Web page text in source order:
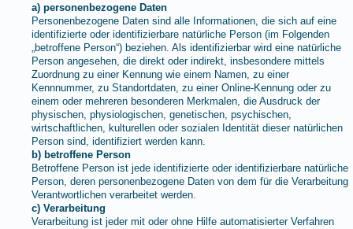
a) personenbezogene Daten
Personenbezogene Daten sind alle Informationen, die sich auf eine
identifizierte oder identifizierbare natürliche Person (im Folgenden
„betroffene Person“) beziehen. Als identifizierbar wird eine natürliche
Person angesehen, die direkt oder indirekt, insbesondere mittels
Zuordnung zu einer Kennung wie einem Namen, zu einer
Kennnummer, zu Standortdaten, zu einer Online-Kennung oder zu
einem oder mehreren besonderen Merkmalen, die Ausdruck der
physischen, physiologischen, genetischen, psychischen,
wirtschaftlichen, kulturellen oder sozialen Identität dieser natürlichen
Person sind, identifiziert werden kann.
b) betroffene Person
Betroffene Person ist jede identifizierte oder identifizierbare natürliche
Person, deren personenbezogene Daten von dem für die Verarbeitung
Verantwortlichen verarbeitet werden.
c) Verarbeitung
Verarbeitung ist jeder mit oder ohne Hilfe automatisierter Verfahren